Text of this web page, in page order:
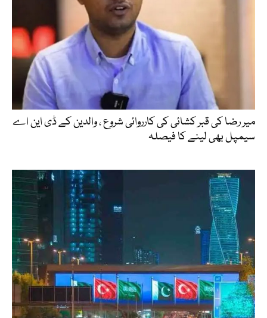
میر رضا کی قبر کشائی کی کارروائی شروع ، والدین کے ڈی این اے
سیمپل بھی لینے کا فیصلہ